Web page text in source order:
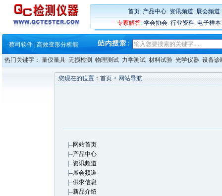
首页: 产品中心: 资讯频道: 展会频道
专家解答: 学会协会: 行业资料: 电子样本
铸就AI服务器质量动脉 – 高
ZEISS BOSELLO ADR 让内部缺
蔡司和亿纬锂能达成战略合作
·大牌云集 买家升级 ——26
·蔡司软件 | 高效变形分析能
·铸就AI服务器质量动脉 – 高
·铸就AI服务器质量动脉 – 高
ZEISS BOSELLO ADR 让内部缺
蔡司和亿纬锂能达成战略合作
热门关键字： 量仪量具 无损检测 物理测试 力学测试 材料试验 光学仪器 设备诊
您现在的位置：首页> 网站导航
|--网站首页
|--产品中心
|--资讯频道
|--展会频道
|--供求信息
|--新品介绍